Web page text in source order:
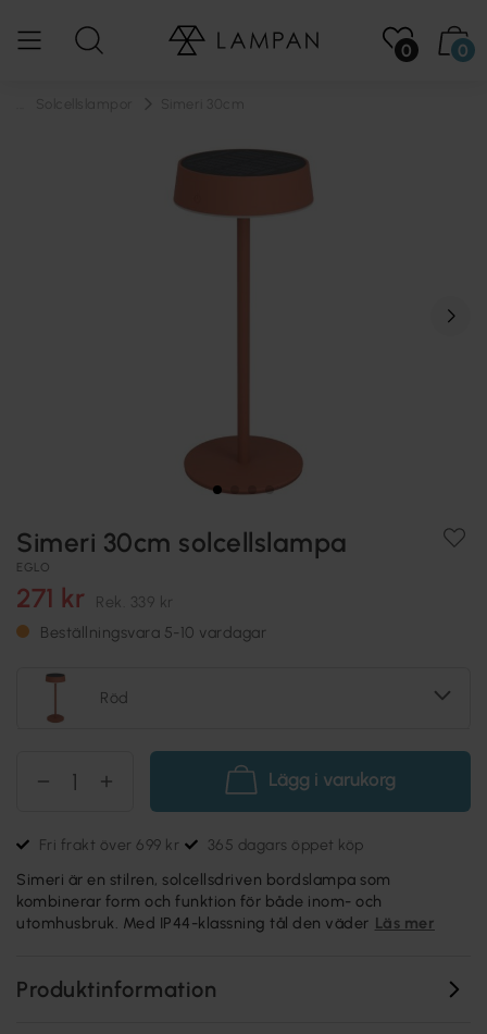
0 0
Simeri 30cm solcellslampa
EGLO
271 kr Rek. 339 kr
Beställningsvara 5-10 vardagar
Röd
Lägg i varukorg
Fri frakt över 699 kr 365 dagars öppet köp
Simeri är en stilren, solcellsdriven bordslampa som
kombinerar form och funktion för både inom- och
utomhusbruk. Med IP44-klassning tål den väder Läs mer
Produktinformation